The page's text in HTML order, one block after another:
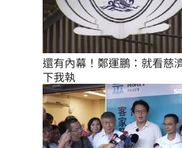
還有內幕！鄭運鵬：就看慈
下我執